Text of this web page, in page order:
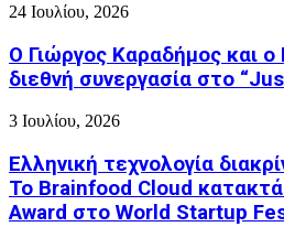
24 Ιουλίου, 2026
Ο Γιώργος Καραδήμος και
διεθνή συνεργασία στο
3 Ιουλίου, 2026
Ελληνική τεχνολογία
Το Brainfood Cloud
Award στο World Startup